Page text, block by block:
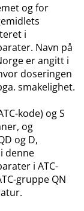
og for
i
Navn på
er angitt i
doseringen
smakelighet.
kode) og S
og
og D,
denne
i ATC-
gruppe QN